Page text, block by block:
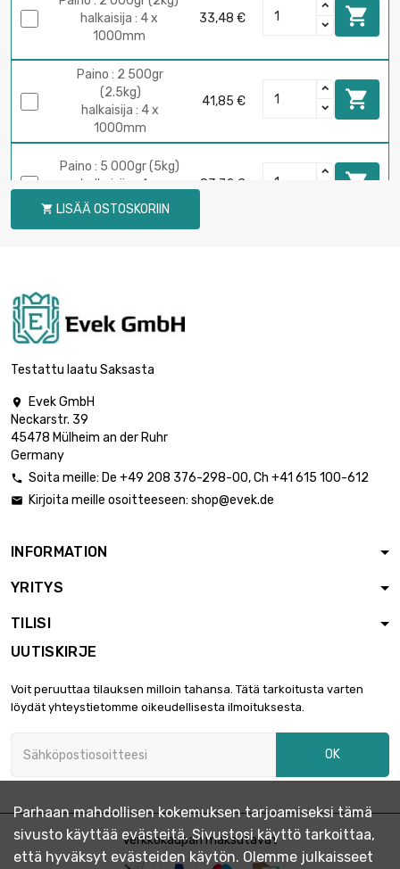
halkaisija : 4 x
1000mm
33,48 € 
Paino : 2 500gr
(2.5kg)
halkaisija : 4 x
1000mm
41,85 € 
Paino : 5 000gr (5kg)
halkaisija : 4 x
1000mm
83,72 € 
 LISÄÄ OSTOSKORIIN
Testattu laatu Saksasta

Evek GmbH
Neckarstr. 39
45478 Mülheim an der Ruhr
Germany
 Soita meille: De +49 208 376-298-00, Ch +41 615 100-612
 Kirjoita meille osoitteeseen: shop@evek.de
INFORMATION
YRITYS
TILISI
UUTISKIRJE
Voit peruuttaa tilauksen milloin tahansa. Tätä tarkoitusta varten
löydät yhteystietomme oikeudellisesta ilmoituksesta.
OK
Verkkokaupan maksutavat
Parhaan mahdollisen kokemuksen tarjoamiseksi tämä
sivusto käyttää evästeitä. Sivustosi käyttö tarkoittaa,
että hyväksyt evästeiden käytön. Olemme julkaisseet